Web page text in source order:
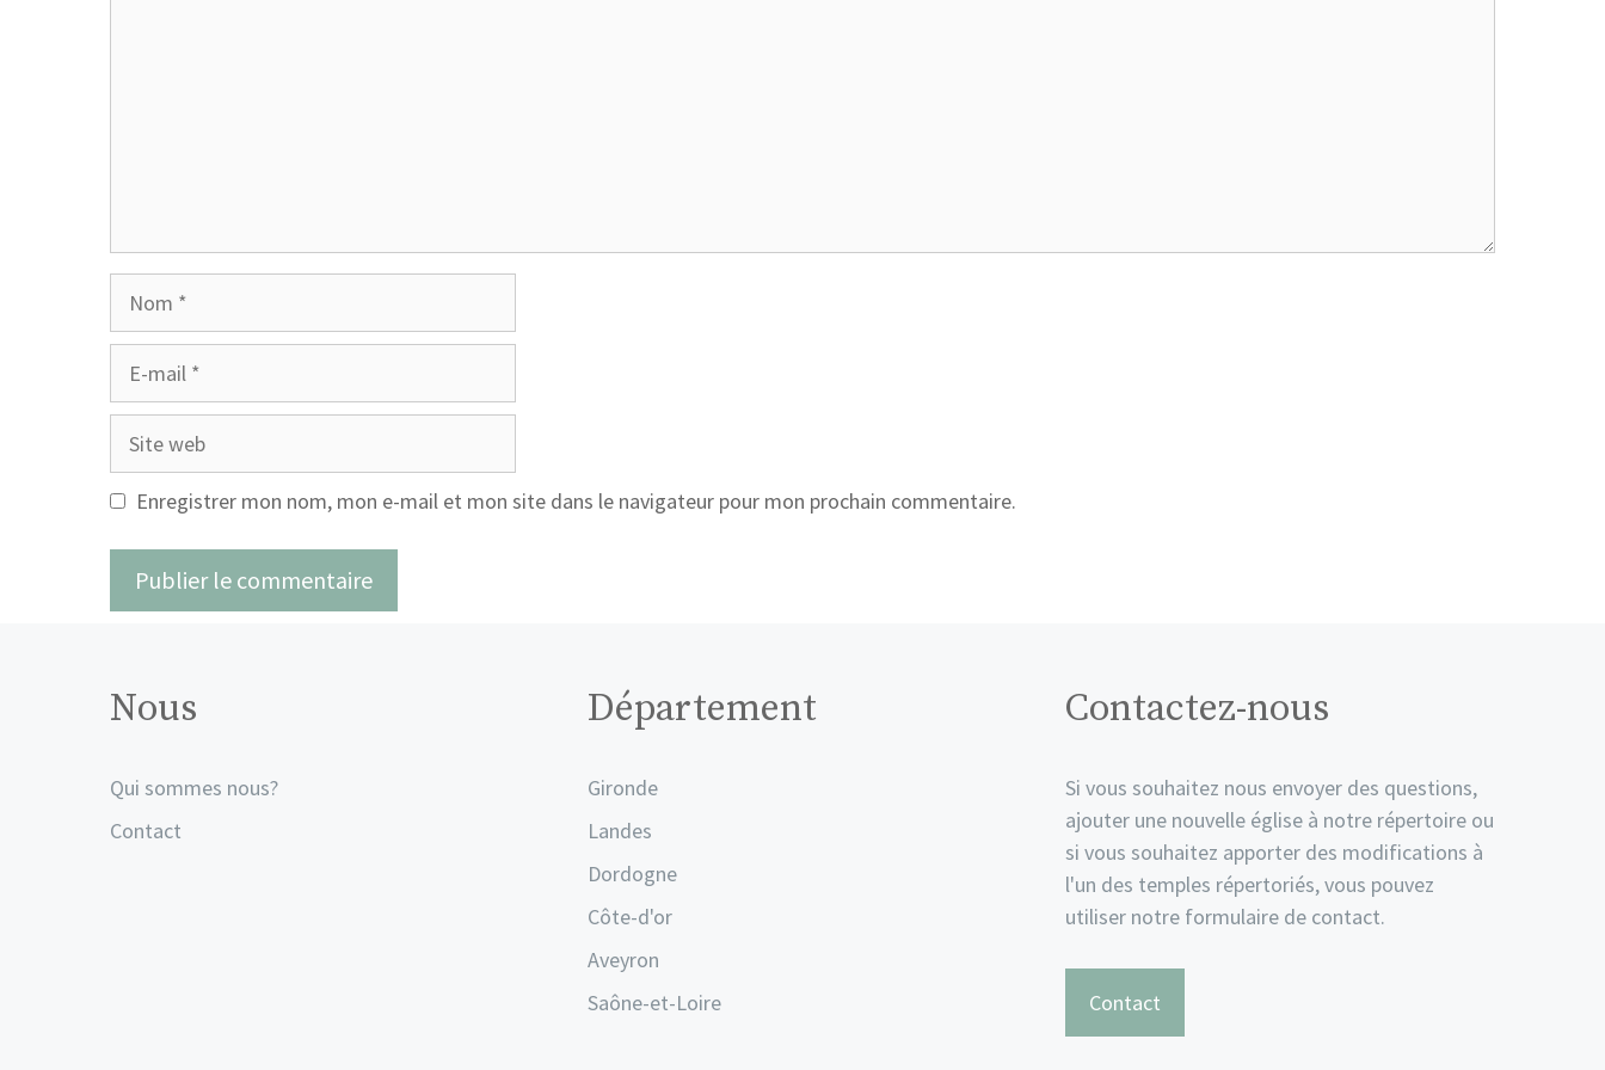
Site
Enregistrer mon nom, mon e-mail et mon site dans le navigateur pour mon prochain commentaire.
Nous
Qui sommes nous?
Contact
Département
Gironde
Landes
Dordogne
Côte-d'or
Aveyron
Saône-et-Loire
Contactez-nous
Si vous souhaitez nous envoyer des questions,
ajouter une nouvelle église à notre répertoire ou
si vous souhaitez apporter des modifications à
l'un des temples répertoriés, vous pouvez
utiliser notre formulaire de contact.
Contact